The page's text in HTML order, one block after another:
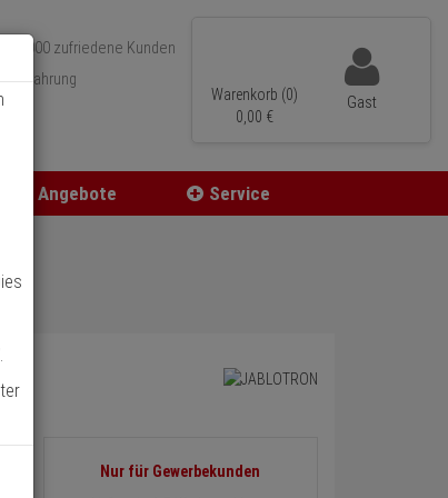
350.000 zufriedene Kunden
Erfahrung
Warenkorb (0)
0, 00 €
Gast
Angebote Service
Informationen
Nur für Gewerbekunden
.